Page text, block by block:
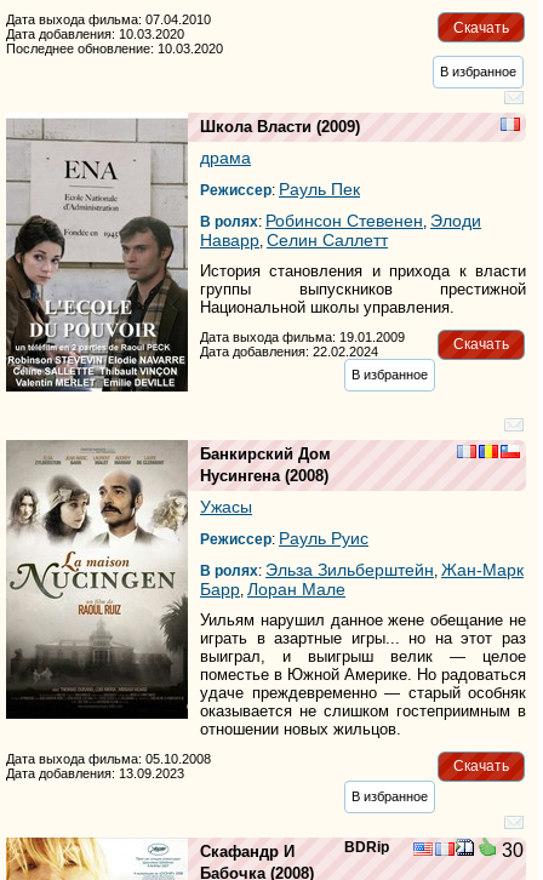
Скачать
Дата выхода фильма: 07.04.2010
Дата добавления: 10.03.2020
Последнее обновление: 10.03.2020
В избранное
Школа Власти (2009)
драма
Режиссер: Рауль Пек
В ролях: Робинсон Стевенен Элоди
Наварр Селин Саллетт
История становления и прихода к власти
группы выпускников престижной
Национальной школы управления.
Скачать
Дата выхода фильма: 19.01.2009
Дата добавления: 22.02.2024
В избранное
Банкирский Дом
Нусингена (2008)
Ужасы
Режиссер: Рауль Руис
В ролях: Эльза Зильберштейн Жан-Марк
Барр Лоран Мале
Уильям нарушил данное жене обещание не
играть в азартные игры... но на этот раз
выиграл, и выигрыш велик — целое
поместье в Южной Америке. Но радоваться
удаче преждевременно — старый особняк
оказывается не слишком гостеприимным в
отношении новых жильцов.
Скачать
Дата выхода фильма: 05.10.2008
Дата добавления: 13.09.2023
В избранное
BDRip 30
Скафандр И
Бабочка (2008)